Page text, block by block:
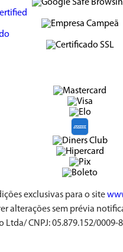
exclusivas para o site
alterações sem prévia
Ltda/ CNPJ: 05.879.152/0009-